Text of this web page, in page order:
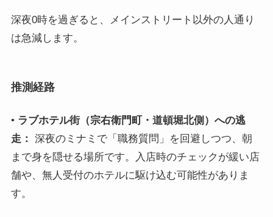
深夜0時を過ぎると、メインストリート以外の人通り
は急減します。
推測経路
• ラブホテル街（宗右衛門町・道頓堀北側）への逃
走： 深夜のミナミで「職務質問」を回避しつつ、朝
まで身を隠せる場所です。入店時のチェックが緩い店
舗や、無人受付のホテルに駆け込む可能性がありま
す。